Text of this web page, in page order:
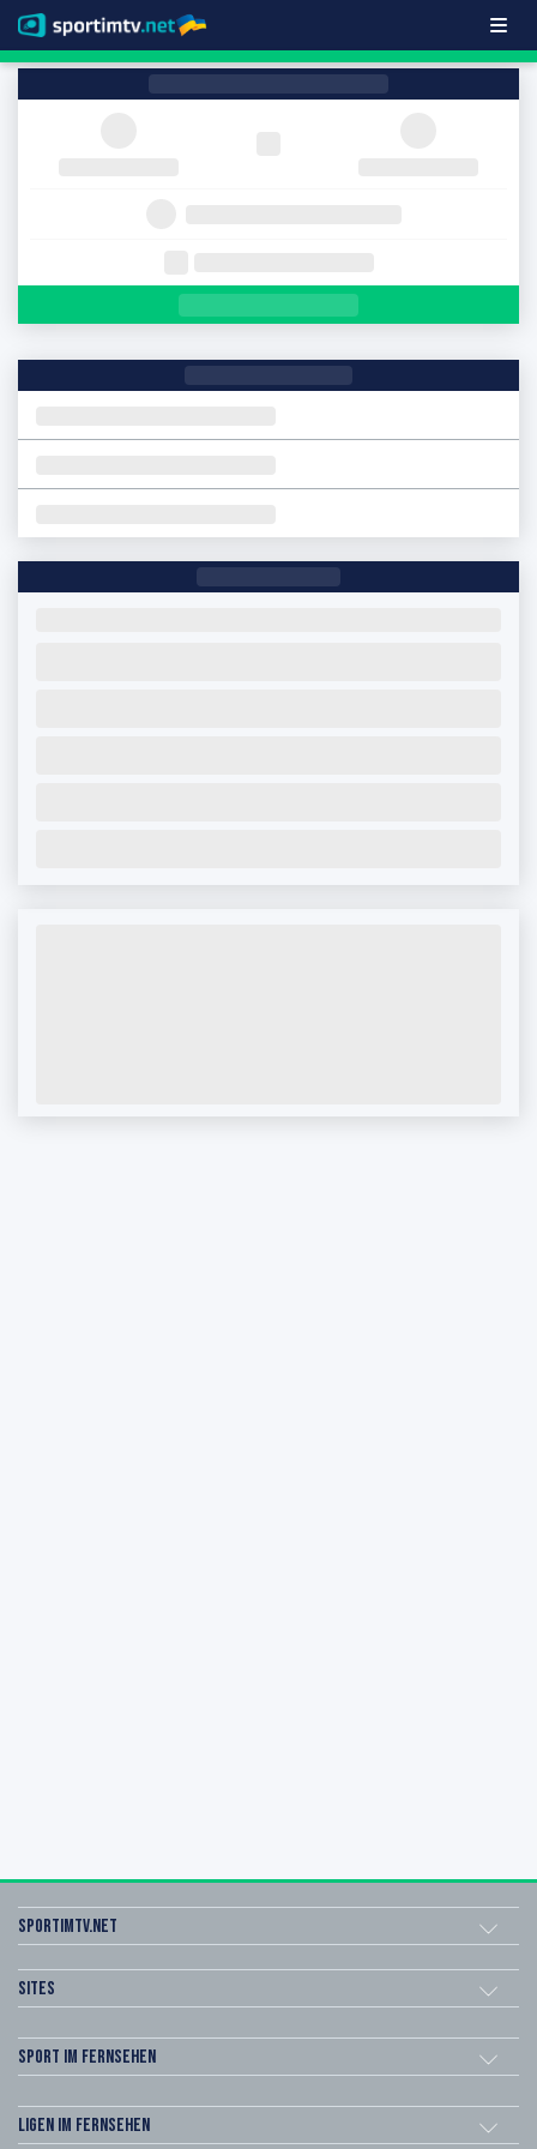
sportimtv.net
Sites
Sport im Fernsehen
Ligen im Fernsehen